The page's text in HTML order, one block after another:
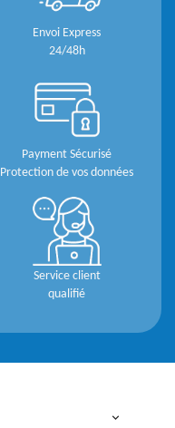
Envoi Express
24/48h
Payment Sécurisé
Protection de vos données
Service client
qualifié
